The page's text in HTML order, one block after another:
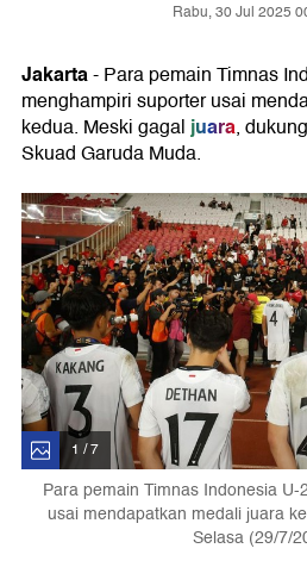
Rabu, 30 Jul 2025
Jakarta- Para pemain Timnas
menghampiri suporter usai
kedua. Meski gagaljuara,
Skuad Garuda Muda.
1 / 7
Para pemain Timnas Indonesia
usai mendapatkan medali juara
Selasa (29/7/